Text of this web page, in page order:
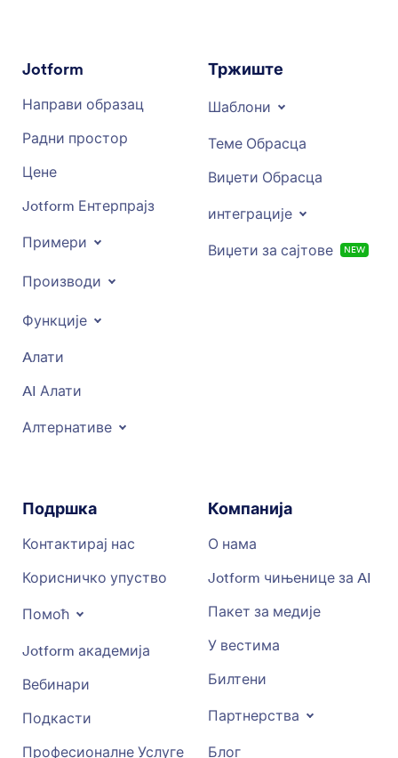
Jotform
Направи образац
Радни простор
Цене
Jotform Ентерпрајз
Примери
Производи
Функције
Aлати
AI Алати
Алтернативе
Тржиште
Шаблони
Теме Обрасца
Виџети Обрасца
интеграције
Виџети за сајтове NEW
Подршка
Контактирај нас
Корисничко упуство
Помоћ
Jotform академија
Вебинари
Подкасти
Професионалне Услуге
Компанија
О нама
Jotform чињенице за AI
Пакет за медије
У вестима
Билтени
Партнерства
Блог